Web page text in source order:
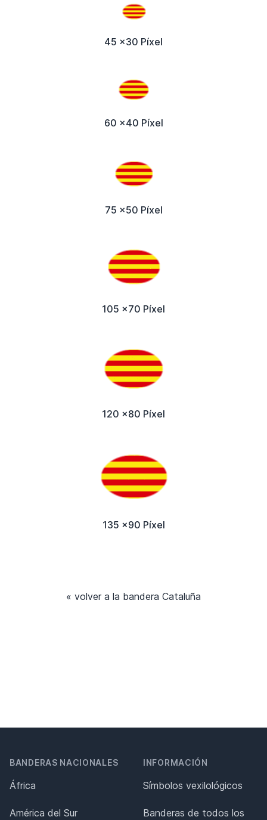
45 x30 Píxel
60 x40 Píxel
75 x50 Píxel
105 x70 Píxel
120 x80 Píxel
135 x90 Píxel
« volver a la bandera Cataluña
BANDERAS NACIONALES
África
América del Sur
INFORMACIÓN
Símbolos vexilológicos
Banderas de todos los